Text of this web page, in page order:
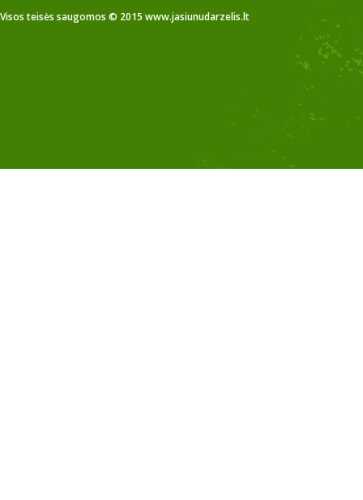
Visos teisės saugomos © 2015 www.jasiunudarzelis.lt